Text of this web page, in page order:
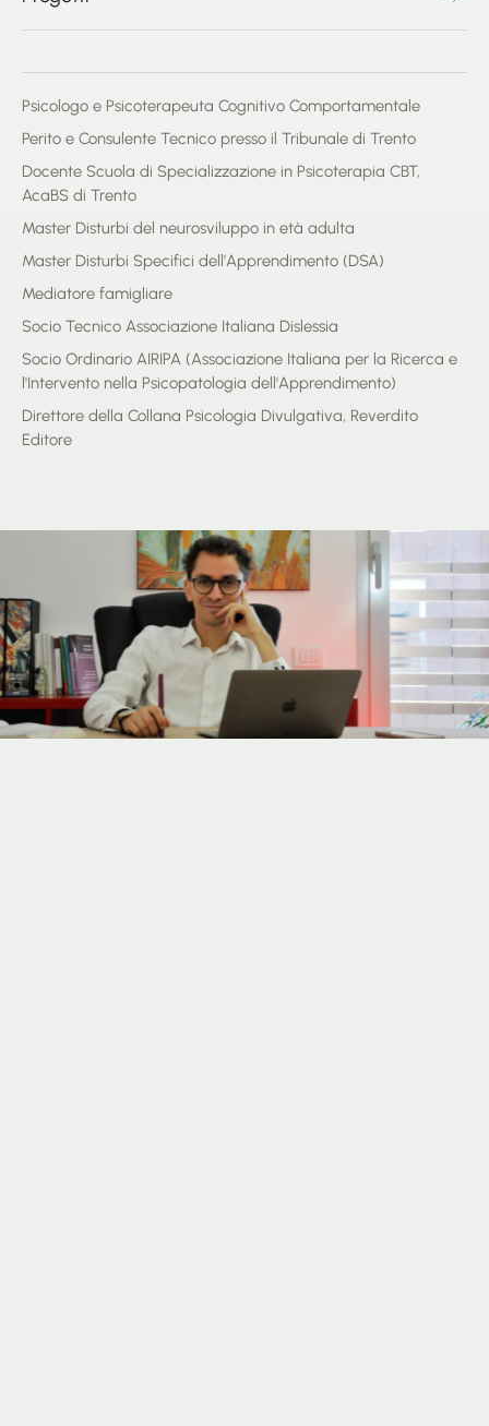
Psicologo e Psicoterapeuta Cognitivo Comportamentale
Perito e Consulente Tecnico presso il Tribunale di Trento
Docente Scuola di Specializzazione in Psicoterapia CBT,
AcaBS di Trento
Master Disturbi del neurosviluppo in età adulta
Master Disturbi Specifici dell’Apprendimento (DSA)
Mediatore famigliare
Socio Tecnico Associazione Italiana Dislessia
Socio Ordinario AIRIPA (Associazione Italiana per la Ricerca e
l'Intervento nella Psicopatologia dell'Apprendimento)
Direttore della Collana Psicologia Divulgativa, Reverdito
Editore